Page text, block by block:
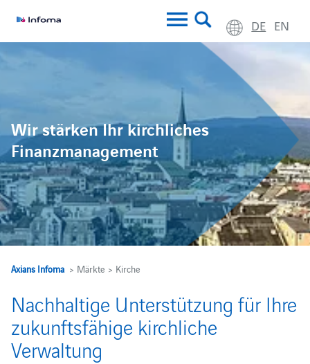
DE EN
Wir stärken Ihr kirchliches
Finanzmanagement
Axians Infoma> Märkte > Kirche
Nachhaltige Unterstützung für Ihre
zukunftsfähige kirchliche
Verwaltung